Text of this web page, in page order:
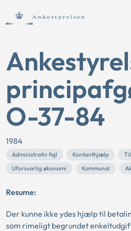
O-37-84
1984
Administrativ fejl Kontanthjælp
Uforsvarlig økonomi
Kommunal
Resume:
Der kunne ikke ydes hjælp til
som rimeligt begrundet